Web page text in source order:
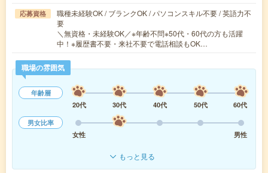
応募資格
職種未経験OK / ブランクOK / パソコンスキル不要 / 英語力不
要
＼無資格・未経験OK／※年齢不問※50代・60代の方も活躍
中！※履歴書不要・来社不要で電話相談もOK…
職場の雰囲気
年齢層
20代
30代 40代 50代
60代
男女比率
女性
男性
もっと見る